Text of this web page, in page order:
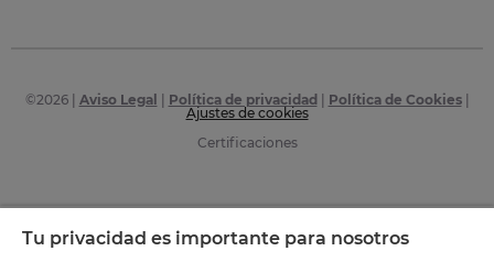
©2026| Aviso Legal Política de privacidad Política de Cookies|
Ajustes de cookies
Certificaciones
Tu privacidad es importante para nosotros